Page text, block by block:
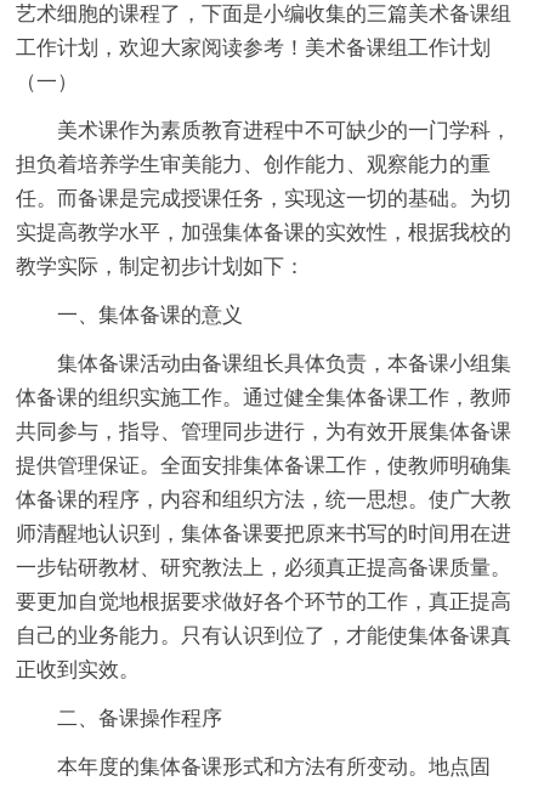
艺术细胞的课程了，下面是小编收集的三篇美术备课组
工作计划，欢迎大家阅读参考！美术备课组工作计划
（一）
美术课作为素质教育进程中不可缺少的一门学科，
担负着培养学生审美能力、创作能力、观察能力的重
任。而备课是完成授课任务，实现这一切的基础。为切
实提高教学水平，加强集体备课的实效性，根据我校的
教学实际，制定初步计划如下：
一、集体备课的意义
集体备课活动由备课组长具体负责，本备课小组集
体备课的组织实施工作。通过健全集体备课工作，教师
共同参与，指导、管理同步进行，为有效开展集体备课
提供管理保证。全面安排集体备课工作，使教师明确集
体备课的程序，内容和组织方法，统一思想。使广大教
师清醒地认识到，集体备课要把原来书写的时间用在进
一步钻研教材、研究教法上，必须真正提高备课质量。
要更加自觉地根据要求做好各个环节的工作，真正提高
自己的业务能力。只有认识到位了，才能使集体备课真
正收到实效。
二、备课操作程序
本年度的集体备课形式和方法有所变动。地点固